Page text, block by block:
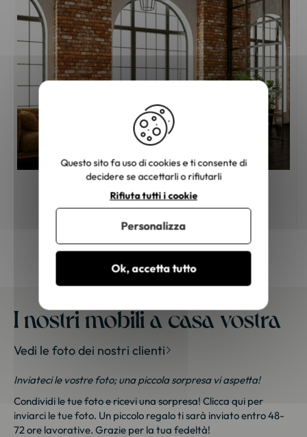
Come si progetta un salotto industriale?
I nostri mobili a casa vostra
Vedi le foto dei nostri clienti
Inviateci le vostre foto; una piccola sorpresa vi aspetta!
Condividi le tue foto e ricevi una sorpresa! Clicca qui per
inviarci le tue foto. Un piccolo regalo ti sarà inviato entro 48-
72 ore lavorative. Grazie per la tua fedeltà!
Questo sito fa uso di cookies e ti consente di
decidere se accettarli o rifiutarli
Ok, accetta tutto
Rifiuta tutti i cookie
Personalizza